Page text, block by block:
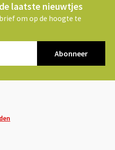
laatste nieuwtjes
om op de hoogte te
Abonneer